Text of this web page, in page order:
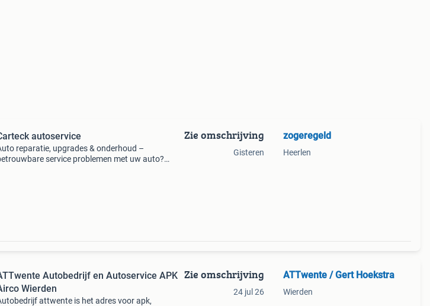
autoservice
reparatie, upgrades & onderhoud –
service problemen met uw auto?
Zie omschrijving
Gisteren
zogeregeld
Heerlen
Autobedrijf en Autoservice APK
Wierden
attwente is het adres voor apk,
Zie omschrijving
24 jul 26
ATTwente / Gert Hoekstra
Wierden